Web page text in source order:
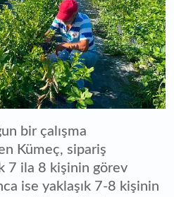
bir çalışma
Kümeç, sipariş
7 ila 8 kişinin görev
ise yaklaşık 7-8 kişinin